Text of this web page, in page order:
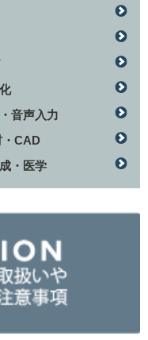
音声入力
・CAD
・医学